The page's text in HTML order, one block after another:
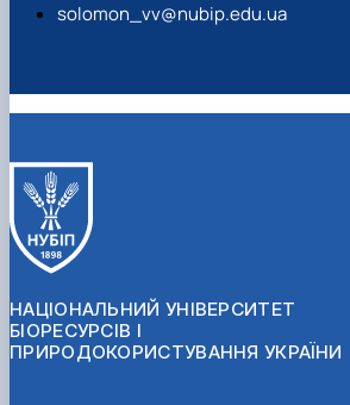
solomon_vv@nubip.edu.ua
НАЦІОНАЛЬНИЙ УНІВЕРСИТЕТ
БІОРЕСУРСІВ І
ПРИРОДОКОРИСТУВАННЯ УКРАЇНИ